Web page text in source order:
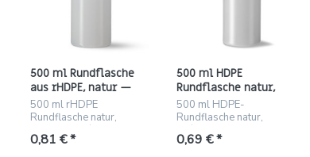
500 ml Rundflasche
aus rHDPE, natur —
Gewinde 28/410 (35 g)
500 ml rHDPE
Rundflasche natur,
180 Stück/Karton
0,81 € *
500 ml HDPE
Rundflasche natur,
Gewinde 28/410,
Rundschulter (35 g)
500 ml HDPE-
Rundflasche natur,
Rundschulter, 35 g, 180
0,69 € *